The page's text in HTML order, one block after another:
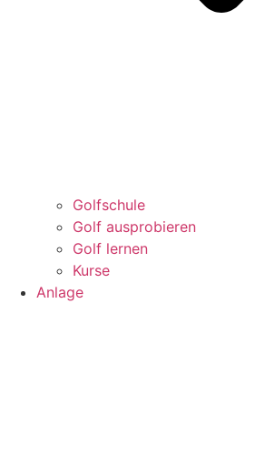
Golfschule
Golf ausprobieren
Golf lernen
Kurse
Anlage